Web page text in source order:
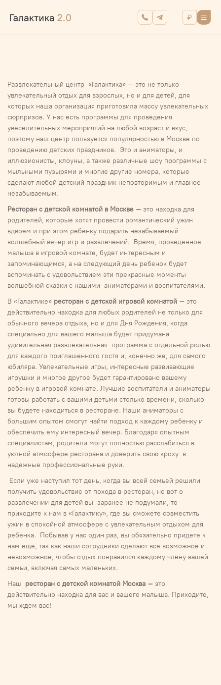
Развлекательный центр «Галактика» – это не только
увлекательный отдых для взрослых, но и для детей, для
которых наша организация приготовила массу увлекательных
сюрпризов. У нас есть программы для проведения
увеселительных мероприятий на любой возраст и вкус,
поэтому наш центр пользуется популярностью в Москве по
проведению детских праздников. Это и аниматоры, и
иллюзионисты, клоуны, а также различные шоу программы с
мыльными пузырями и многие другие номера, которые
сделают любой детский праздник неповторимым и главное
незабываемым.
Ресторан с детской комнатой в Москве – это находка для
родителей, которые хотят провести романтический ужин
вдвоем и при этом ребенку подарить незабываемый
волшебный вечер игр и развлечений. Время, проведенное
малыша в игровой комнате, будет интересным и
запоминающимся, а на следующий день ребенок будет
вспоминать с удовольствием эти прекрасные моменты
волшебной сказки с нашими аниматорами и воспитателями.
В «Галактике» ресторан с детской игровой комнатой – это
действительно находка для любых родителей не только для
обычного вечера отдыха, но и для Дня Рождения, когда
специально для вашего малыша будет придумана
удивительная развлекательная программа с отдельной ролью
для каждого приглашенного гостя и, конечно же, для самого
юбиляра. Увлекательные игры, интересные развивающие
игрушки и многое другое будет гарантировано вашему
ребенку в игровой комнате. Лучшие воспитатели и аниматоры
готовы работать с вашими детьми столько времени, сколько
вы будете находиться в ресторане. Наши аниматоры с
большим опытом смогут найти подход к каждому ребенку и
обеспечить ему интересный вечер. Благодаря опытным
специалистам, родители могут полностью расслабиться в
уютной атмосфере ресторана и доверить свою кроху в
надежные профессиональные руки.
Если уже наступил тот день, когда вы всей семьей решили
получить удовольствие от похода в ресторан, но вот о
развлечении для детей вы заранее не подумали, то
приходите к нам в «Галактику», где вы сможете совместить
ужин в спокойной атмосфере с увлекательным отдыхом для
ребенка. Побывав у нас один раз, вы обязательно придете к
нам еще, так как наши сотрудники сделают все возможное и
невозможное, чтобы отдых понравился каждому члену вашей
семьи, включая самых маленьких.
Наш ресторан с детской комнатой Москва – это
действительно находка для вас и вашего малыша. Приходите,
мы ждем вас!